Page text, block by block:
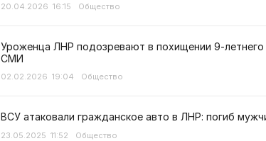
20.04.2026 16:15 Общество
Уроженца ЛНР подозревают в похищении 9-летнего
СМИ
02.02.2026 19:04 Общество
ВСУ атаковали гражданское авто в ЛНР: погиб
23.05.2025 11:52 Общество